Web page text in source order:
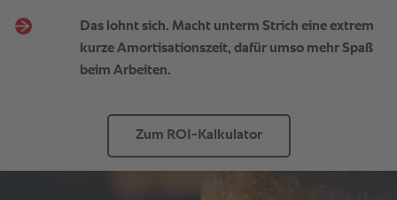
Das lohnt sich. Macht unterm Strich eine extrem
kurze Amortisationszeit, dafür umso mehr Spaß
beim Arbeiten.
Zum ROI-Kalkulator